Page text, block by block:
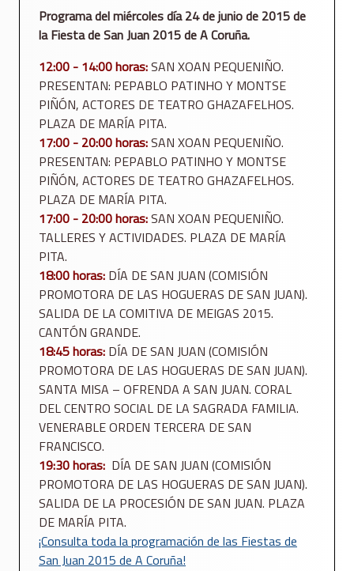
Programa del miércoles día 24 de junio de 2015 de
la Fiesta de San Juan 2015 de A Coruña.
12:00 - 14:00 horas:SAN XOAN PEQUENIÑO.
PRESENTAN: PEPABLO PATINHO Y MONTSE
PIÑÓN, ACTORES DE TEATRO GHAZAFELHOS.
PLAZA DE MARÍA PITA.
17:00 - 20:00 horas:SAN XOAN PEQUENIÑO.
PRESENTAN: PEPABLO PATINHO Y MONTSE
PIÑÓN, ACTORES DE TEATRO GHAZAFELHOS.
PLAZA DE MARÍA PITA.
17:00 - 20:00 horas:SAN XOAN PEQUENIÑO.
TALLERES Y ACTIVIDADES. PLAZA DE MARÍA
PITA.
18:00 horas: DÍA DE SAN JUAN (COMISIÓN
PROMOTORA DE LAS HOGUERAS DE SAN JUAN).
SALIDA DE LA COMITIVA DE MEIGAS 2015.
CANTÓN GRANDE.
18:45 horas: DÍA DE SAN JUAN (COMISIÓN
PROMOTORA DE LAS HOGUERAS DE SAN JUAN).
SANTA MISA – OFRENDA A SAN JUAN. CORAL
DEL CENTRO SOCIAL DE LA SAGRADA FAMILIA.
VENERABLE ORDEN TERCERA DE SAN
FRANCISCO.
19:30 horas: DÍA DE SAN JUAN (COMISIÓN
PROMOTORA DE LAS HOGUERAS DE SAN JUAN).
SALIDA DE LA PROCESIÓN DE SAN JUAN. PLAZA
DE MARÍA PITA.
¡Consulta toda la programación de las Fiestas de
San Juan 2015 de A Coruña!